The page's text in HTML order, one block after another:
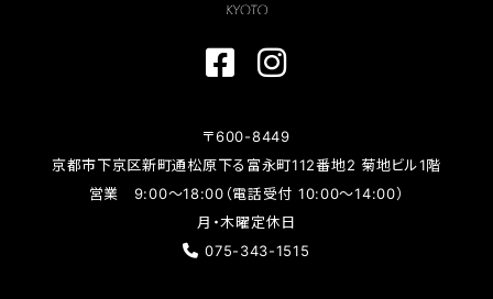
〒600-8449
京都市下京区新町通松原下る富永町112番地2 菊地ビル1階
営業 9:00～18:00（電話受付 10:00～14:00）
月・木曜定休日
075-343-1515